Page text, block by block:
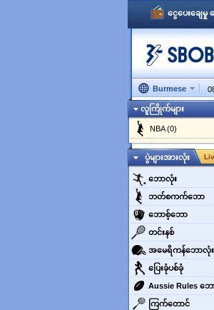
ငွေပေးချေမှု
Burmese
လူကြိုက်များ
NBA (0)
ပွဲများအားလုံး
‌ဘောလုံး
ဘတ်စကက်ဘော
‌ဘောစ့်‌ဘော
‌တင်းနစ်
အမေရိကန်ဘောလုံး
‌ပြေးခုံပစ်ခုံ
‌Aussie Rules ဘ
‌ကြက်တောင်